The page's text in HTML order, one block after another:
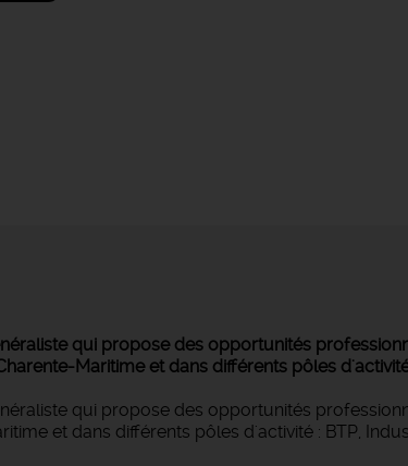
qui propose des opportunités
Maritime et dans différents pôles
qui propose des opportunités
et dans différents pôles d'activité : BTP,